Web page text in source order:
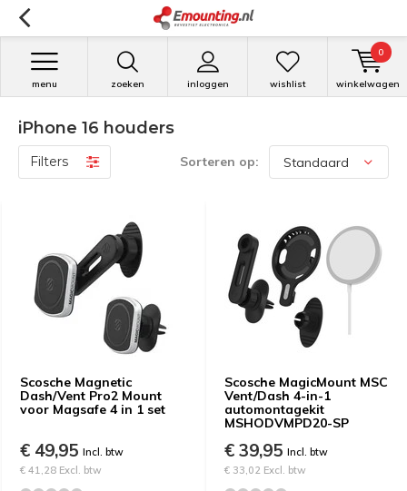
zoeken inloggen
menu wishlist winkelwagen
0
iPhone 16 houders
Filters Sorteren op:
Scosche Magnetic
Dash/Vent Pro2 Mount
voor Magsafe 4 in 1 set
€ 49,95 Incl. btw
€ 41,28 Excl. btw
Scosche MagicMount MSC
Vent/Dash 4-in-1
automontagekit
MSHODVMPD20-SP
€ 39,95 Incl. btw
€ 33,02 Excl. btw